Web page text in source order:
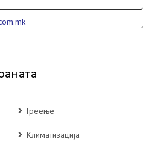
Греење
Климатизација